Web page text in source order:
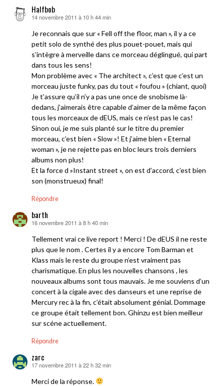
Halfbob
dit :
14 novembre 2011 à 10 h 44 min
Je reconnais que sur « Fell off the floor, man », il y a ce
petit solo de synthé des plus pouet-pouet, mais qui
s’intègre à merveille dans ce morceau déglingué, qui part
dans tous les sens!
Mon problème avec « The architect », c’est que c’est un
morceau juste funky, pas du tout « foufou » (chiant, quoi)
Je t’assure qu’il n’y a pas une once de snobisme là-
dedans, j’aimerais être capable d’aimer de la même façon
tous les morceaux de dEUS, mais ce n’est pas le cas!
Sinon oui, je me suis planté sur le titre du premier
morceau, c’est bien « Slow »! Et j’aime bien « Eternal
woman », je ne rejette pas en bloc leurs trois derniers
albums non plus!
Et la force d »Instant street », on est d’accord, c’est bien
son (monstrueux) final!
Répondre
barth
dit :
16 novembre 2011 à 8 h 40 min
Tellement vrai ce live report ! Merci ! De dEUS il ne reste
plus que le nom . Certes il y a encore Tom Barman et
Klass mais le reste du groupe n’est vraiment pas
charismatique. En plus les nouvelles chansons , les
nouveaux albums sont tous mauvais. Je me souviens d’un
concert à la cigale avec des danseurs et une reprise de
Mercury rec à la fin, c’était absolument génial. Dommage
ce groupe était tellement bon. Ghinzu est bien meilleur
sur scéne actuellement.
Répondre
zarc
dit :
17 novembre 2011 à 22 h 32 min
Merci de la réponse.